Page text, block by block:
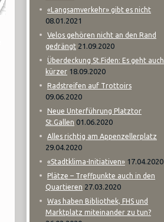
«Langsamverkehr» gibt es nicht
08.01.2021
Velos gehören nicht an den Rand
gedrängt 21.09.2020
Überdeckung St.Fiden: Es geht auch
kürzer 18.09.2020
Radstreifen auf Trottoirs
09.06.2020
Neue Unterführung Platztor
St.Gallen 01.06.2020
Alles richtig am Appenzellerplatz
29.04.2020
«Stadtklima-Initiativen» 17.04.2020
Plätze – Treffpunkte auch in den
Quartieren 27.03.2020
Was haben Bibliothek, FHS und
Marktplatz miteinander zu tun?